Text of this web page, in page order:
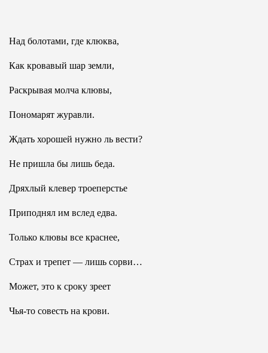
Над болотами, где клюква,
Как кровавый шар земли,
Раскрывая молча клювы,
Пономарят журавли.
Ждать хорошей нужно ль вести?
Не пришла бы лишь беда.
Дряхлый клевер троеперстье
Приподнял им вслед едва.
Только клювы все краснее,
Страх и трепет — лишь сорви…
Может, это к сроку зреет
Чья-то совесть на крови.